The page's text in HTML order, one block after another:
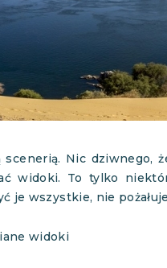
Nic dziwnego,
widoki. To tylko
je wszystkie, nie
widoki